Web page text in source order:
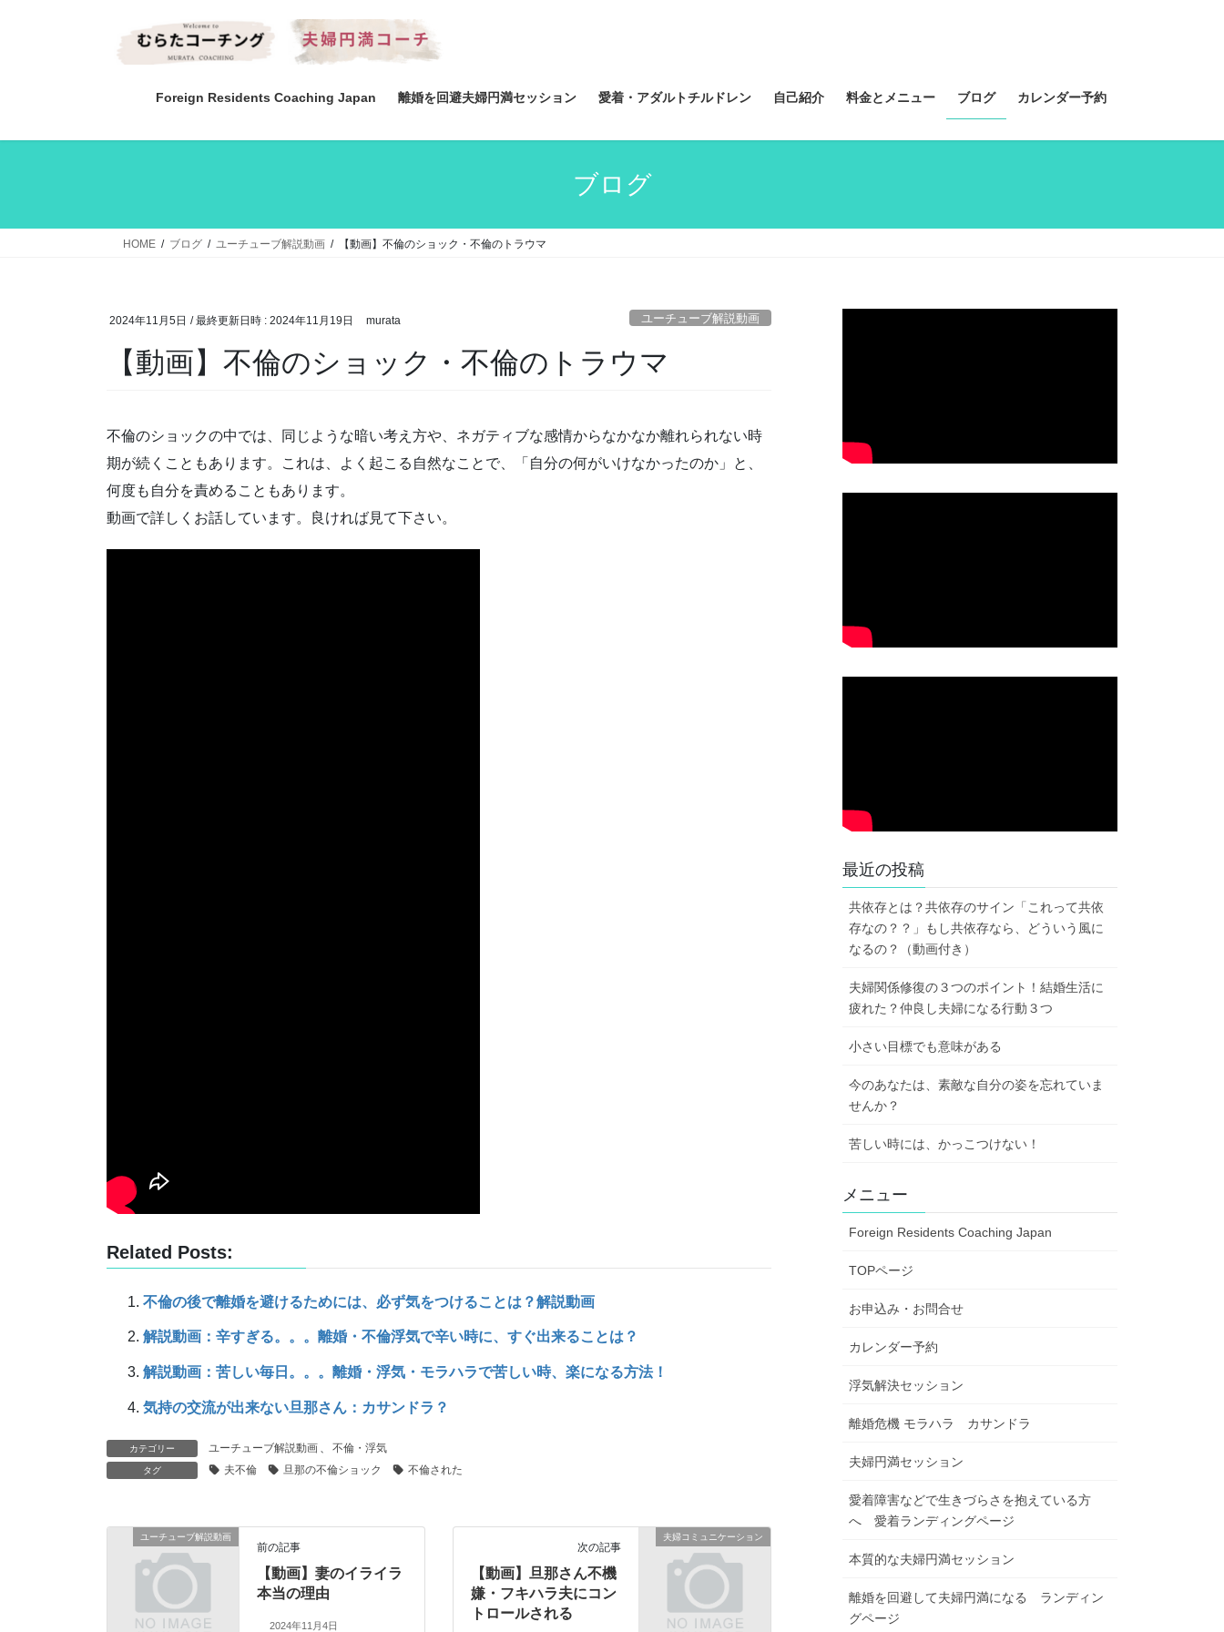
ス
ン
Foreign Residents Coaching Japan 離婚を回避夫婦円満セッション 愛着・アダルトチルドレン 自己紹介 料金とメニュー ブログ カレンダー予約
ブログ
HOME ブログ ユーチューブ解説動画 【動画】不倫のショック・不倫のトラウマ
2024年11月5日 / 最終更新日時 : 2024年11月19日 murata ユーチューブ解説動画
【動画】不倫のショック・不倫のトラウマ
不倫のショックの中では、同じような暗い考え方や、ネガティブな感情からなかなか離れられない時
期が続くこともあります。これは、よく起こる自然なことで、「自分の何がいけなかったのか」と、
何度も自分を責めることもあります。
動画で詳しくお話しています。良ければ見て下さい。
Related Posts:
不倫の後で離婚を避けるためには、必ず気をつけることは？解説動画
解説動画：辛すぎる。。。離婚・不倫浮気で辛い時に、すぐ出来ることは？
解説動画：苦しい毎日。。。離婚・浮気・モラハラで苦しい時、楽になる方法！
気持の交流が出来ない旦那さん：カサンドラ？
カテゴリー ユーチューブ解説動画 、 不倫・浮気
タグ 夫不倫 旦那の不倫ショック 不倫された
ユーチューブ解説動画
前の記事
【動画】妻のイライラ
本当の理由
2024年11月4日
夫婦コミュニケーション
次の記事
【動画】旦那さん不機
嫌・フキハラ夫にコン
トロールされる
最近の投稿
共依存とは？共依存のサイン「これって共依
存なの？？」もし共依存なら、どういう風に
なるの？（動画付き）
夫婦関係修復の３つのポイント！結婚生活に
疲れた？仲良し夫婦になる行動３つ
小さい目標でも意味がある
今のあなたは、素敵な自分の姿を忘れていま
せんか？
苦しい時には、かっこつけない！
メニュー
Foreign Residents Coaching Japan
TOPページ
お申込み・お問合せ
カレンダー予約
浮気解決セッション
離婚危機 モラハラ カサンドラ
夫婦円満セッション
愛着障害などで生きづらさを抱えている方
へ 愛着ランディングページ
本質的な夫婦円満セッション
離婚を回避して夫婦円満になる ランディン
グページ